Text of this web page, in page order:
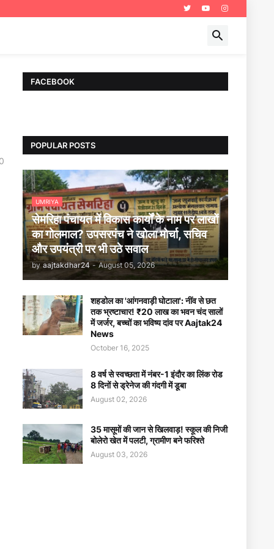
FACEBOOK
POPULAR POSTS
UMRIYA
सेमरिहा पंचायत में विकास कार्यों के नाम पर लाखों
का गोलमाल? उपसरपंच ने खोला मोर्चा, सचिव
और उपयंत्री पर भी उठे सवाल
by aajtakdhar24 - August 05, 2026
शहडोल का 'आंगनवाड़ी घोटाला': नींव से छत
तक भ्रष्टाचार! ₹20 लाख का भवन चंद सालों
में जर्जर, बच्चों का भविष्य दांव पर Aajtak24
News
October 16, 2025
8 वर्ष से स्वच्छता में नंबर-1 इंदौर का लिंक रोड
8 दिनों से ड्रेनेज की गंदगी में डूबा
August 02, 2026
35 मासूमों की जान से खिलवाड़! स्कूल की निजी
बोलेरो खेत में पलटी, ग्रामीण बने फरिश्ते
August 03, 2026